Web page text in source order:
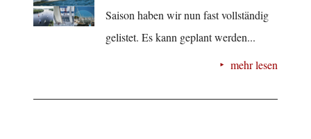
Saison haben wir nun fast vollständig
gelistet. Es kann geplant werden...
mehr lesen